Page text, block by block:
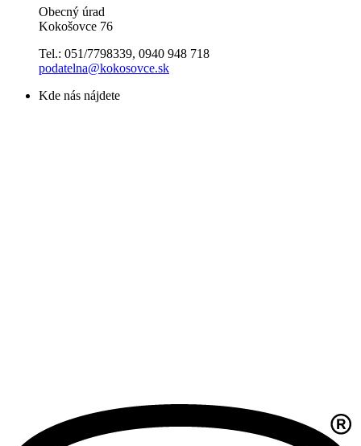
Obecný úrad
Kokošovce 76
Tel.: 051/7798339, 0940 948 718
podatelna@kokosovce.sk
Kde nás nájdete